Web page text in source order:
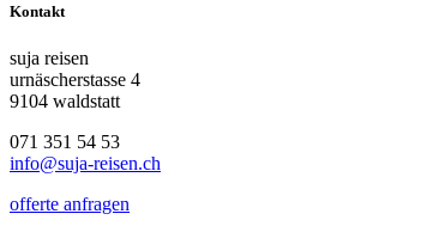
Kontakt
suja reisen
urnäscherstasse 4
9104 waldstatt
071 351 54 53
info@suja-reisen.ch
offerte anfragen